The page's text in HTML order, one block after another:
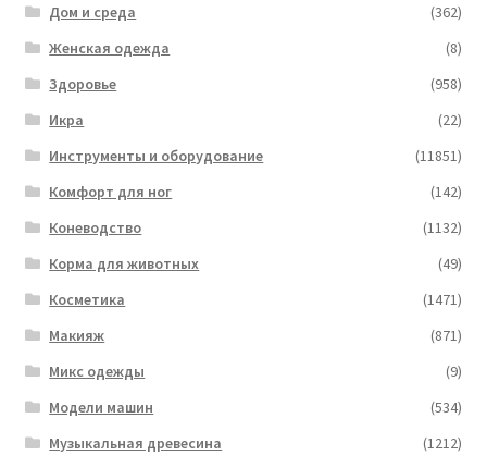
Дом и среда
(362)
Женская одежда
(8)
Здоровье
(958)
Икра
(22)
Инструменты и оборудование
(11851)
Комфорт для ног
(142)
Коневодство
(1132)
Корма для животных
(49)
Косметика
(1471)
Макияж
(871)
Микс одежды
(9)
Модели машин
(534)
Музыкальная древесина
(1212)